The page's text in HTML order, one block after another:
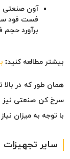
آون صنعتی
فست فود
برآورد
بیشتر مطالعه کنید:
همان طور که در
سرخ کن صنعتی نیز
با توجه به میزان
سایر